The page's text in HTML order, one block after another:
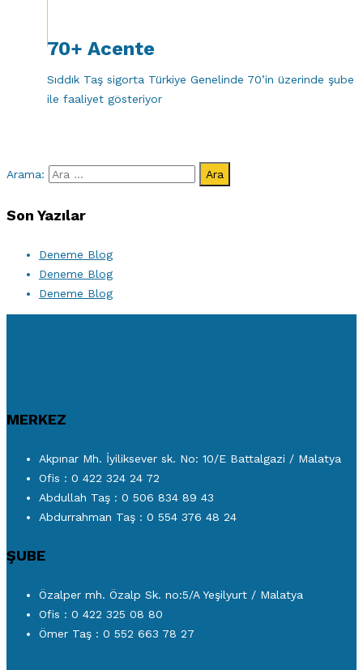
70+ Acente
Sıddık Taş sigorta Türkiye Genelinde 70’in üzerinde şube
ile faaliyet gösteriyor
Arama:
Son Yazılar
Deneme Blog
Deneme Blog
Deneme Blog
MERKEZ
Akpınar Mh. İyiliksever sk. No: 10/E Battalgazi / Malatya
Ofis : 0 422 324 24 72
Abdullah Taş : 0 506 834 89 43
Abdurrahman Taş : 0 554 376 48 24
ŞUBE
Özalper mh. Özalp Sk. no:5/A Yeşilyurt / Malatya
Ofis : 0 422 325 08 80
Ömer Taş : 0 552 663 78 27